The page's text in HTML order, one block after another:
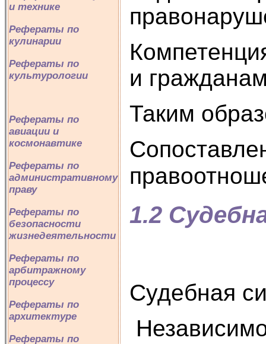
и технике
Рефераты по
кулинарии
Рефераты по
культурологии
Рефераты по
авиации и
космонавтике
Рефераты по
административному
праву
Рефераты по
безопасности
жизнедеятельности
Рефераты по
арбитражному
процессу
Рефераты по
архитектуре
Рефераты по
и
Таким
1.2
Судебная